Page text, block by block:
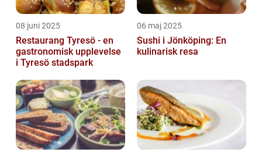
08 juni 2025
Restaurang Tyresö - en
gastronomisk upplevelse
i Tyresö stadspark
06 maj 2025
Sushi i Jönköping: En
kulinarisk resa